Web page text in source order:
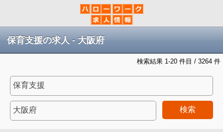
保育支援の求人 - 大阪府
検索結果 1-20 件目 / 3264 件
検索